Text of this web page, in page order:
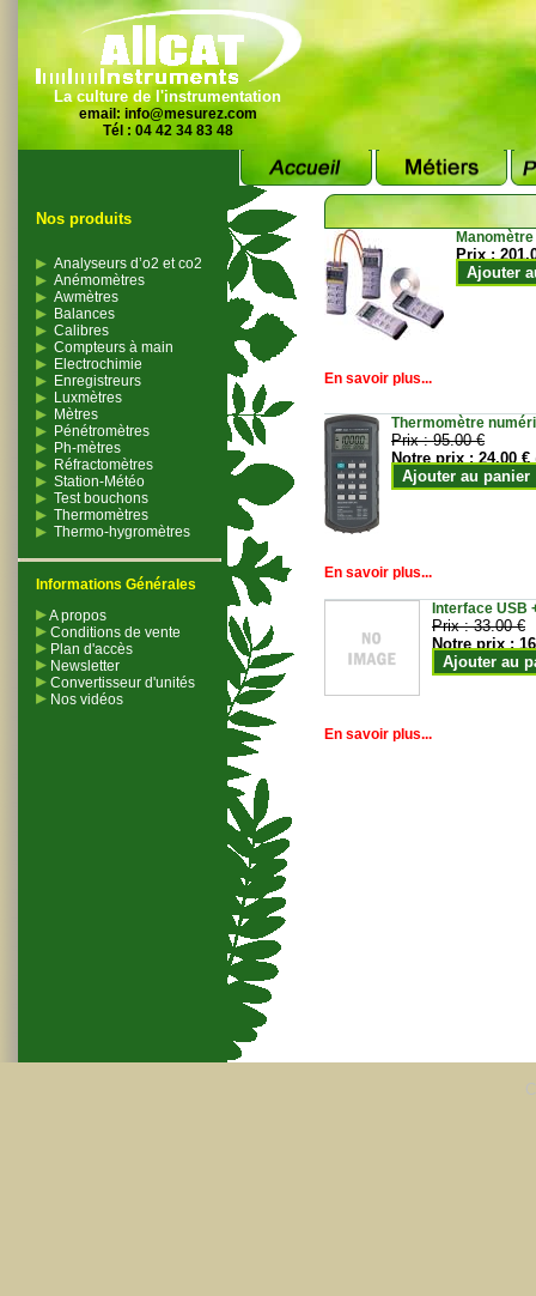
La culture de l'instrumentation
email: info@mesurez.com
Tél : 04 42 34 83 48
Nos produits
Analyseurs d’o2 et co2
Anémomètres
Awmètres
Balances
Calibres
Compteurs à main
Electrochimie
Enregistreurs
Luxmètres
Mètres
Pénétromètres
Ph-mètres
Réfractomètres
Station-Météo
Test bouchons
Thermomètres
Thermo-hygromètres
Informations Générales
A propos
Conditions de vente
Plan d'accès
Newsletter
Convertisseur d'unités
Nos vidéos
Prix :
Ajouter
En savoir plus...
Thermomètre
Prix :95.00 €
Notre prix :24.00 €
Ajouter au panier
En savoir plus...
Interface USB
Prix :33.00 €
Notre prix :
Ajouter au
En savoir plus...